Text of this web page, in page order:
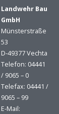
Landwehr Bau
GmbH
Münsterstraße
53
D-49377 Vechta
Telefon: 04441
/ 9065 – 0
Telefax: 04441 /
9065 – 99
E-Mail: